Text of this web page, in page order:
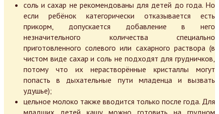
соль и сахар не рекомендованы для детей до года. Но
если ребёнок категорически отказывается есть
прикорм, допускается добавление в него
незначительного количества специально
приготовленного солевого или сахарного раствора (в
чистом виде сахар и соль не подходят для грудничков,
потому что их нерастворённые кристаллы могут
попасть в дыхательные пути младенца и вызвать
удушье);
цельное молоко также вводится только после года. Для
младших детей кашу можно готовить на грудном